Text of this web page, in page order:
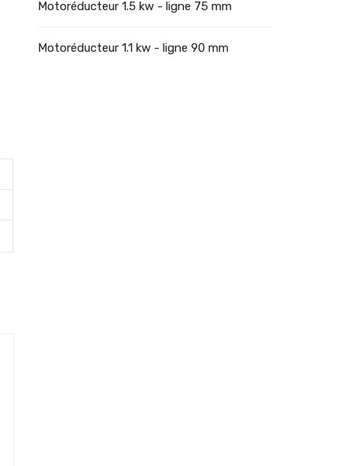
Motoréducteur 1.5 kw - ligne 75 mm
Motoréducteur 1.1 kw - ligne 90 mm